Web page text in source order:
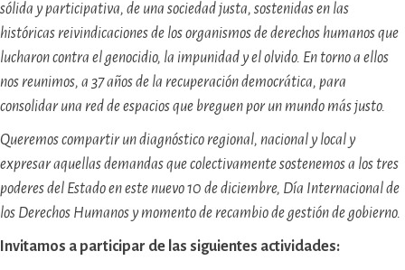
sólida y participativa, de una sociedad justa, sostenidas en las
históricas reivindicaciones de los organismos de derechos humanos que
lucharon contra el genocidio, la impunidad y el olvido. En torno a ellos
nos reunimos, a 37 años de la recuperación democrática, para
consolidar una red de espacios que breguen por un mundo más justo.
Queremos compartir un diagnóstico regional, nacional y local y
expresar aquellas demandas que colectivamente sostenemos a los tres
poderes del Estado en este nuevo 10 de diciembre, Día Internacional de
los Derechos Humanos y momento de recambio de gestión de gobierno.
Invitamos a participar de las siguientes actividades: